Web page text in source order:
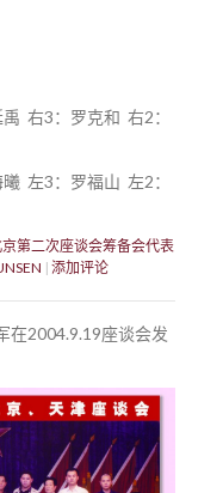
右3：罗克和 右2：
左3：罗福山 左2：
第二次座谈会筹备会代表
添加评论
在2004.9.19座谈会发